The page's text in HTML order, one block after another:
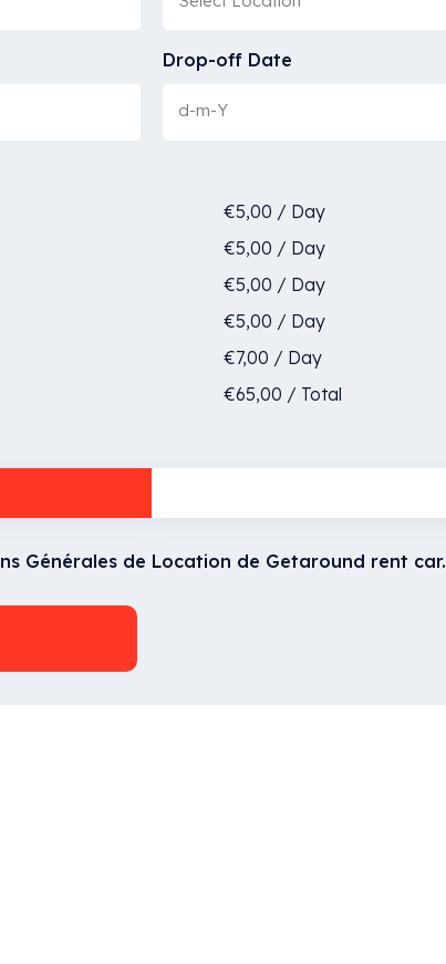
Drop-off Date
€5,00 / Day
€5,00 / Day
€5,00 / Day
€5,00 / Day
€7,00 / Day
€65,00 / Total
Générales de Location de Getaround rent car.